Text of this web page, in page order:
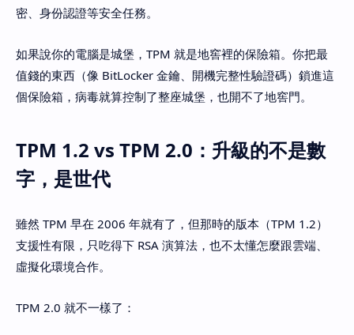
密、身份認證等安全任務。
如果說你的電腦是城堡，TPM 就是地窖裡的保險箱。你把最
值錢的東西（像 BitLocker 金鑰、開機完整性驗證碼）鎖進這
個保險箱，病毒就算控制了整座城堡，也開不了地窖門。
TPM 1.2 vs TPM 2.0：升級的不是數
字，是世代
雖然 TPM 早在 2006 年就有了，但那時的版本（TPM 1.2）
支援性有限，只吃得下 RSA 演算法，也不太懂怎麼跟雲端、
虛擬化環境合作。
TPM 2.0 就不一樣了：